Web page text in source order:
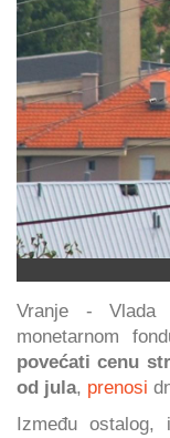
Vranje - Vlada
monetarnom
povećati cenu
od jula, prenosi
Između